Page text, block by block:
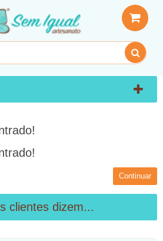
Continuar
clientes dizem...